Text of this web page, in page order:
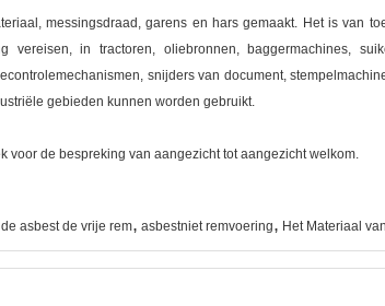
messingsdraad, garens en hars gemaakt. Het is van
vereisen, in tractoren, oliebronnen, baggermachines,
snijders van document,
gebieden kunnen worden gebruikt.
voor de bespreking van aangezicht tot aangezicht welkom.
asbest de vrije rem, asbestniet remvoering, Het Materiaal